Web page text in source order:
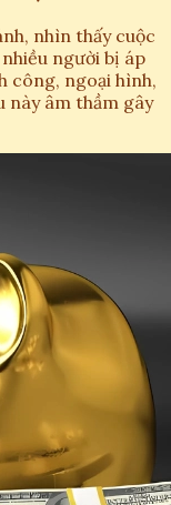
nhìn thấy cuộc
người bị áp
công, ngoại hình,
này âm thầm gây